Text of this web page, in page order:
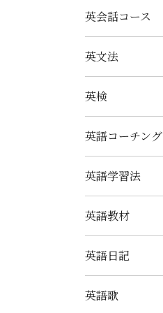
英会話コース
英文法
英検
英語コーチング
英語学習法
英語教材
英語日記
英語歌